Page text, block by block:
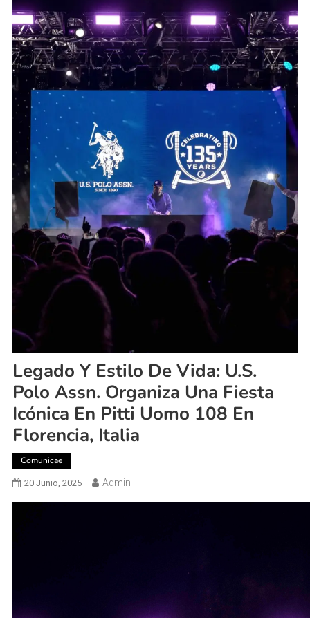
Legado Y Estilo De Vida: U.S.
Polo Assn. Organiza Una Fiesta
Icónica En Pitti Uomo 108 En
Florencia, Italia
Comunicae
20 Junio, 2025 Admin